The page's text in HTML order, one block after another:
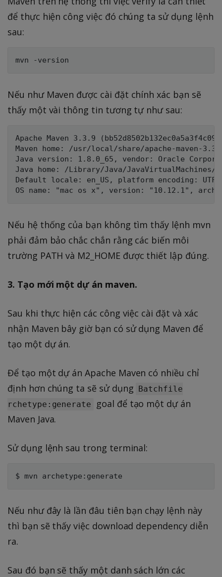
để thực hiện công việc đó chúng ta sử dụng lệnh
sau:
Nếu như Maven được cài đặt chính xác bạn sẽ
thấy một vài thông tin tương tự như sau:
Apache Maven 3.3.9
Maven home: /usr/local/share/apache-maven-
Java version: 1.8.0_65, vendor: Oracle
Java home: /Library/Java/JavaVirtualMachines/
Default locale: en_US, platform encoding: UTF-
Nếu hệ thống của bạn không tìm thấy lệnh mvn
phải đảm bảo chắc chắn rằng các biến môi
trường PATH và M2_HOME được thiết lập đúng.
3. Tạo mới một dự án maven.
Sau khi thực hiện các công việc cài đặt và xác
nhận Maven bây giờ bạn có sử dụng Maven để
tạo một dự án.
Để tạo một dự án Apache Maven có nhiều chỉ
định hơn chúng ta sẽ sử dụng Batchfile
rchetype:generate
goal để tạo một dự án
Maven Java.
Sử dụng lệnh sau trong terminal:
Nếu như đây là lần đâu tiên bạn chạy lệnh này
thì bạn sẽ thấy việc download dependency diễn
ra.
Sau đó bạn sẽ thấy một danh sách lớn các